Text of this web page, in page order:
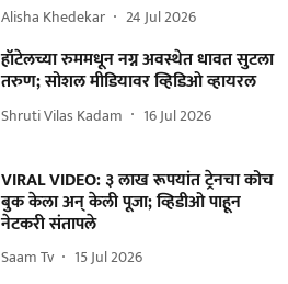
Alisha Khedekar 24 Jul 2026
हॉटेलच्या रुममधून नग्न अवस्थेत धावत सुटला
तरुण; सोशल मीडियावर व्हिडिओ व्हायरल
Shruti Vilas Kadam 16 Jul 2026
VIRAL VIDEO: ३ लाख रूपयांत ट्रेनचा कोच
बुक केला अन् केली पूजा; व्हिडीओ पाहून
नेटकरी संतापले
Saam Tv 15 Jul 2026